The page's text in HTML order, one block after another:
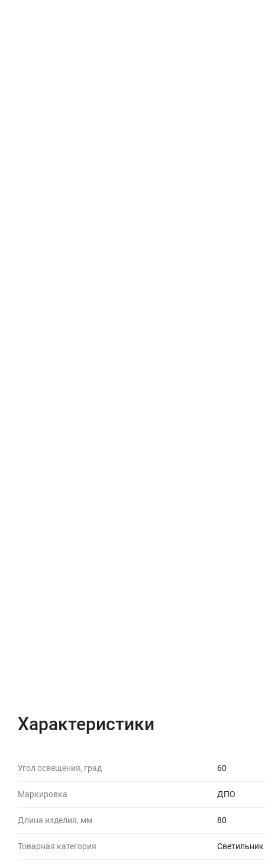
Характеристики
Угол освещения, град 60
Маркировка ДПО
Длина изделия, мм 80
Товарная категория